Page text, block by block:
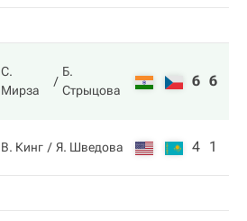
С.
Мирза
Б.
Стрыцова
6 6
В. Кинг Я. Шведова 4 1